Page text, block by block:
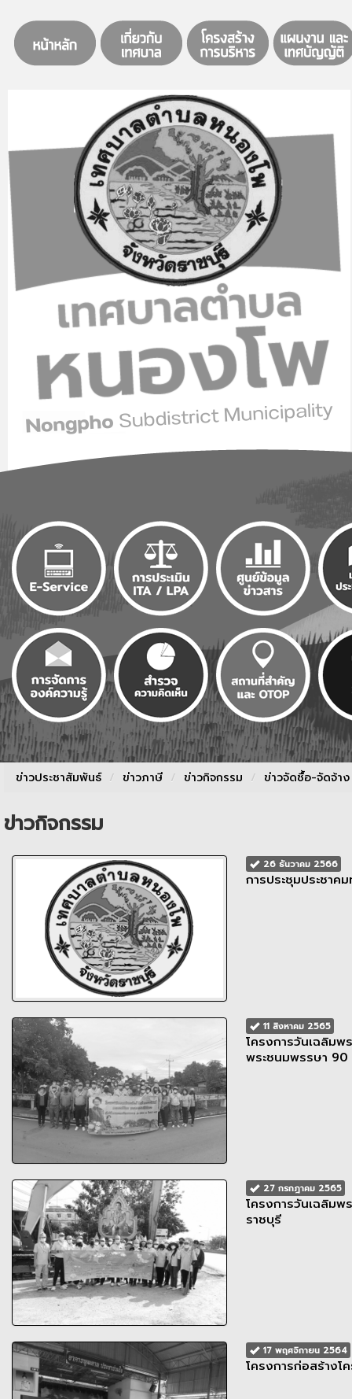
ข่าวประชาสัมพันธ์ / ข่าวภาษี / ข่าวกิจกรรม / ข่าวจัดชื้อ-จัดจ้า
ข่าวกิจกรรม
26 ธันวาคม 2566
การประชุมประชา
11 สิงหาคม 2565
โครงการวันเฉลิมพ
พระชนมพรรษา 90
27 กรกฎาคม 2565
โครงการวันเฉลิม
ราชบุรี
17 พฤศจิกายน 2564
โครงการก่อสร้าง